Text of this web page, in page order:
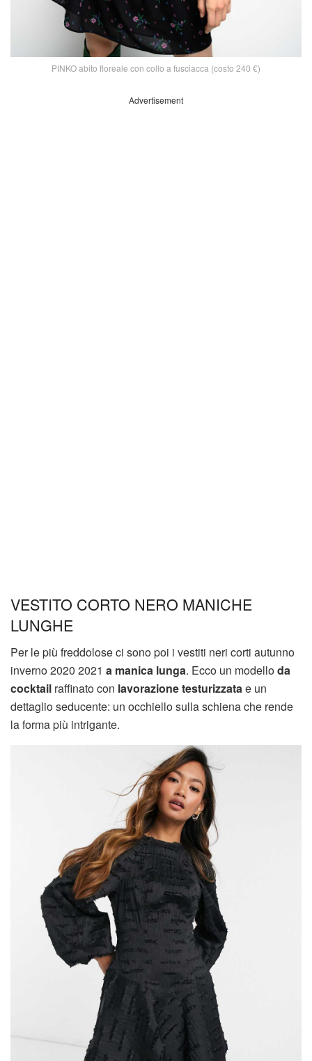
PINKO abito floreale con collo a fusciacca (costo 240 €)
Advertisement
VESTITO CORTO NERO MANICHE
LUNGHE
Per le più freddolose ci sono poi i vestiti neri corti autunno
inverno 2020 2021 a manica lunga. Ecco un modelloda
cocktail raffinato con lavorazione testurizzatae un
dettaglio seducente: un occhiello sulla schiena che rende
la forma più intrigante.